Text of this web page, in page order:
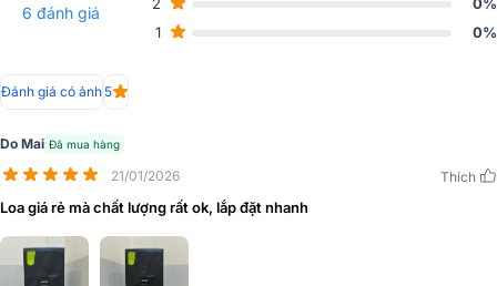
hợp giữa tính thẩm mỹ và khả năng thực tế, đảm bảo sự hoàn hảo
6 đánh giá
1
0%
Đánh giá có ảnh 5
Do Mai Đã mua hàng
21/01/2026 Thích
Loa giá rẻ mà chất lượng rất ok, lắp đặt nhanh